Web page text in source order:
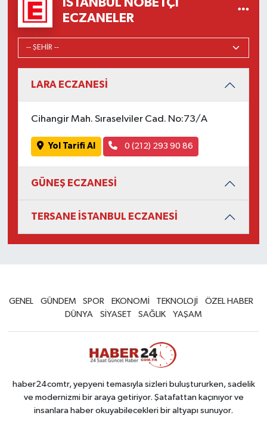
ECZANELER
LARA ECZANESİ
Cihangir Mah. Sıraselviler Cad. No:73/A
Yol Tarifi Al 0 (212) 293 90 86
GÜNEŞ ECZANESİ
TERSANE İSTANBUL ECZANESİ
GENEL GÜNDEM SPOR EKONOMİ TEKNOLOJİ
ÖZEL HABER
DÜNYA
SİYASET SAĞLIK YAŞAM
haber24comtr, yepyeni temasıyla sizleri buluştururken, sadelik
ve modernizmi bir araya getiriyor. Şatafattan kaçınıyor ve
insanlara haber okuyabilecekleri bir altyapı sunuyor.